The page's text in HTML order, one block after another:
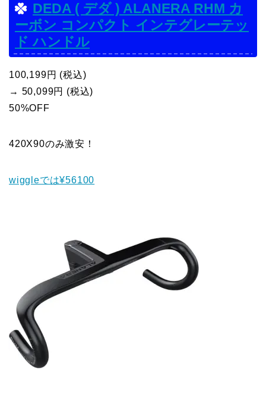
DEDA ( デダ ) ALANERA RHM カ
ーボン コンパクト インテグレーテッ
ド ハンドル
100,199円 (税込)
→ 50,099円 (税込)
50%OFF
420X90のみ激安！
wiggleでは¥56100